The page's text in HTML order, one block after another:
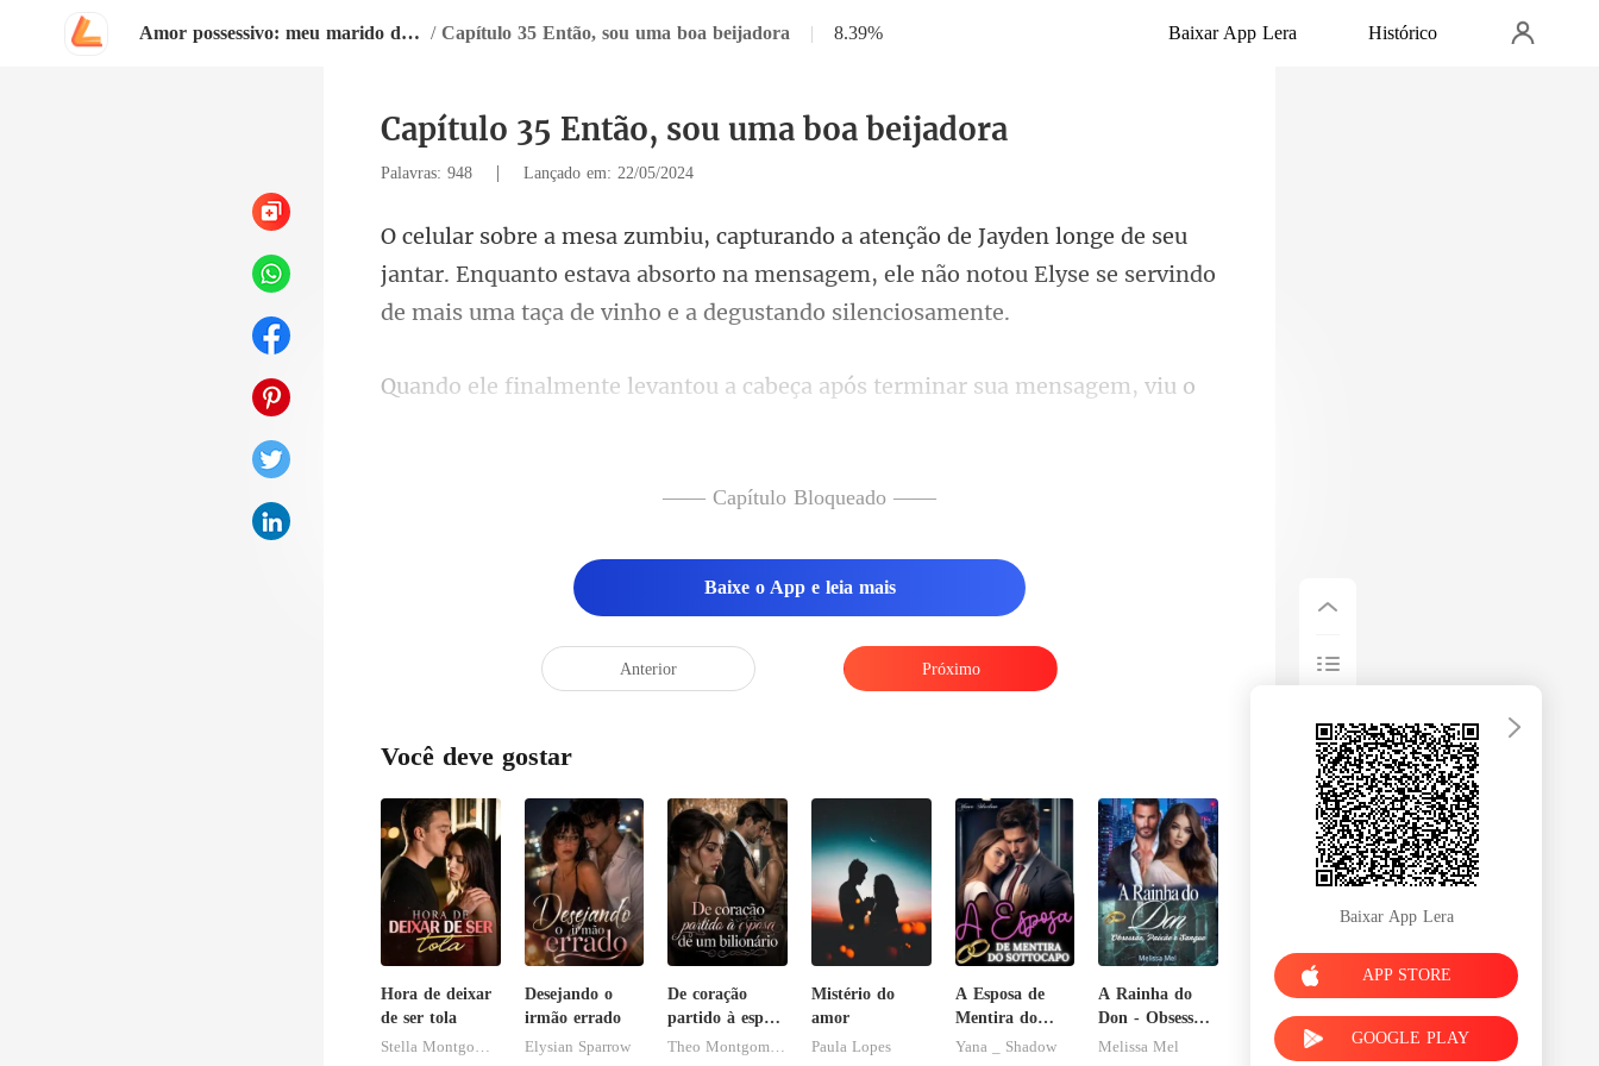
Amor possessivo: meu marido deficiente / Capítulo 35 Então, sou uma boa beijadora | 8.39% Baixar App Lera Histórico
Capítulo 35 Então, sou uma boa beijadora
Palavras: 948 | Lançado em: 22/05/2024
seu
jantar. Enquanto estava absorto na mensagem, ele não notou Elyse
terminar sua mensagem, viu o
—— Capítulo Bloqueado ——
Baixe o App e leia mais
Anterior Próximo
Você deve gostar
Hora de deixar
de ser tola
Desejando o
irmão errado
Elysian Sparrow
De coração
partido à esposa
de um
Mistério do
amor
Paula Lopes
A Esposa de
Mentira do
Sottocapo
Yana _ Shadow
A Rainha do
Don - Obsessão,
Paixão e
Melissa Mel
Baixar App Lera
APP STORE
GOOGLE PLAY